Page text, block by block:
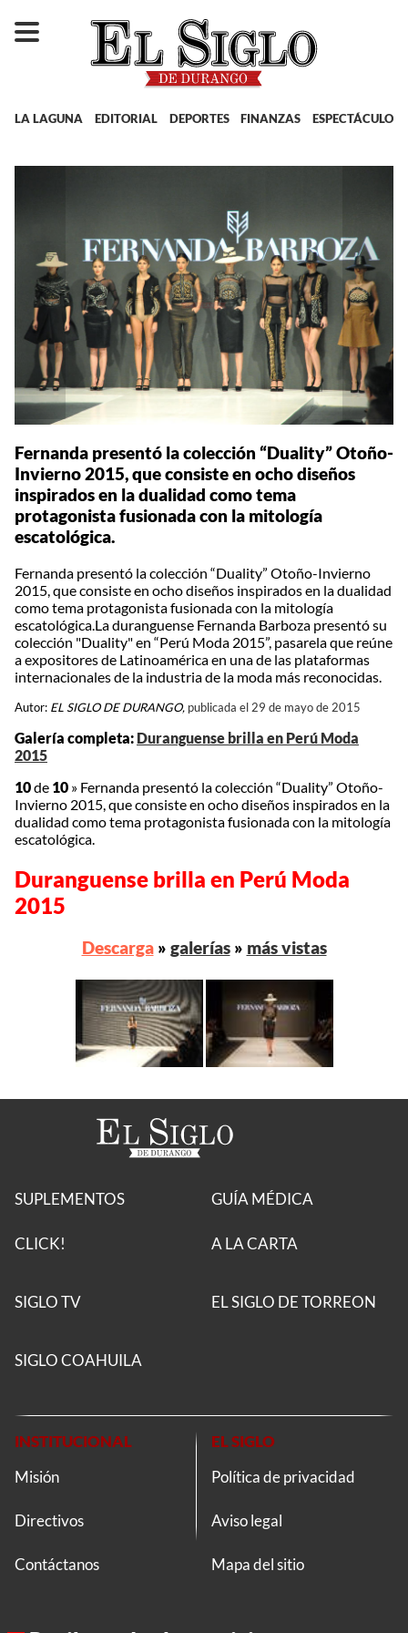
LA LAGUNA EDITORIAL DEPORTES FINANZAS ESPECTÁCULOS
Fernanda presentó la colección “Duality” Otoño-
Invierno 2015, que consiste en ocho diseños
inspirados en la dualidad como tema
protagonista fusionada con la mitología
escatológica.
Fernanda presentó la colección “Duality” Otoño-Invierno
2015, que consiste en ocho diseños inspirados en la dualidad
como tema protagonista fusionada con la mitología
escatológica.La duranguense Fernanda Barboza presentó su
colección "Duality" en “Perú Moda 2015”, pasarela que reúne
a expositores de Latinoamérica en una de las plataformas
internacionales de la industria de la moda más reconocidas.
Autor: EL SIGLO DE DURANGO, publicada el 29 de mayo de 2015
Galería completa: Duranguense brilla en Perú Moda
2015
10de 10 » Fernanda presentó la colección “Duality” Otoño-
Invierno 2015, que consiste en ocho diseños inspirados en la
dualidad como tema protagonista fusionada con la mitología
escatológica.
Duranguense brilla en Perú Moda
2015
Descarga» galerías» más vistas
SUPLEMENTOS
CLICK!
GUÍA MÉDICA
A LA CARTA
SIGLO TV EL SIGLO DE TORREON
SIGLO COAHUILA
INSTITUCIONAL
Misión
Directivos
Contáctanos
EL SIGLO
Política de privacidad
Aviso legal
Mapa del sitio